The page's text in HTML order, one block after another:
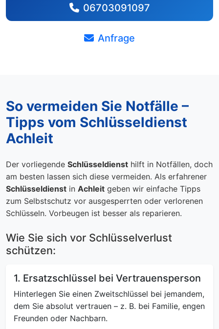
06703091097
Anfrage
So vermeiden Sie Notfälle –
Tipps vom Schlüsseldienst
Achleit
Der vorliegende Schlüsseldienst hilft in Notfällen, doch
am besten lassen sich diese vermeiden. Als erfahrener
Schlüsseldienst in Achleit geben wir einfache Tipps
zum Selbstschutz vor ausgesperrten oder verlorenen
Schlüsseln. Vorbeugen ist besser als reparieren.
Wie Sie sich vor Schlüsselverlust
schützen:
1. Ersatzschlüssel bei Vertrauensperson
Hinterlegen Sie einen Zweitschlüssel bei jemandem,
dem Sie absolut vertrauen – z. B. bei Familie, engen
Freunden oder Nachbarn.